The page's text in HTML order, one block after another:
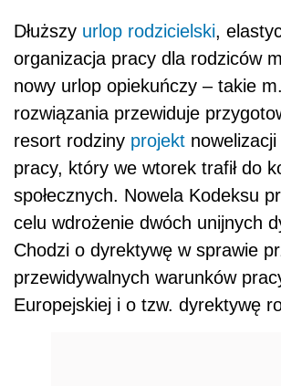
Dłuższy urlop rodzicielski,
organizacja pracy dla rodziców
nowy urlop opiekuńczy – takie
rozwiązania przewiduje
resort rodziny projekt
pracy, który we wtorek trafił do
społecznych. Nowela Kodeksu
celu wdrożenie dwóch unijnych
Chodzi o dyrektywę w sprawie
przewidywalnych warunków
Europejskiej i o tzw. dyrektywę